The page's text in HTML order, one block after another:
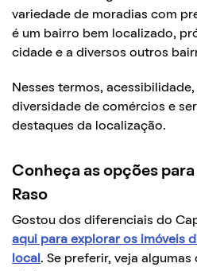
variedade de moradias com
é um bairro bem localizado,
cidade e a diversos outros
Nesses termos,
diversidade de comércios e
destaques da localização.
Conheça as opções
Raso
Gostou dos diferenciais do
aqui para explorar os imóveis
local . Se preferir, veja